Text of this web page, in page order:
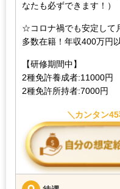
なたも必ずできます！）
☆コロナ禍でも安定して
多数在籍！年収400万円
【研修期間中】
2種免許養成者:11000円
2種免許所持者:7000円
カンタン